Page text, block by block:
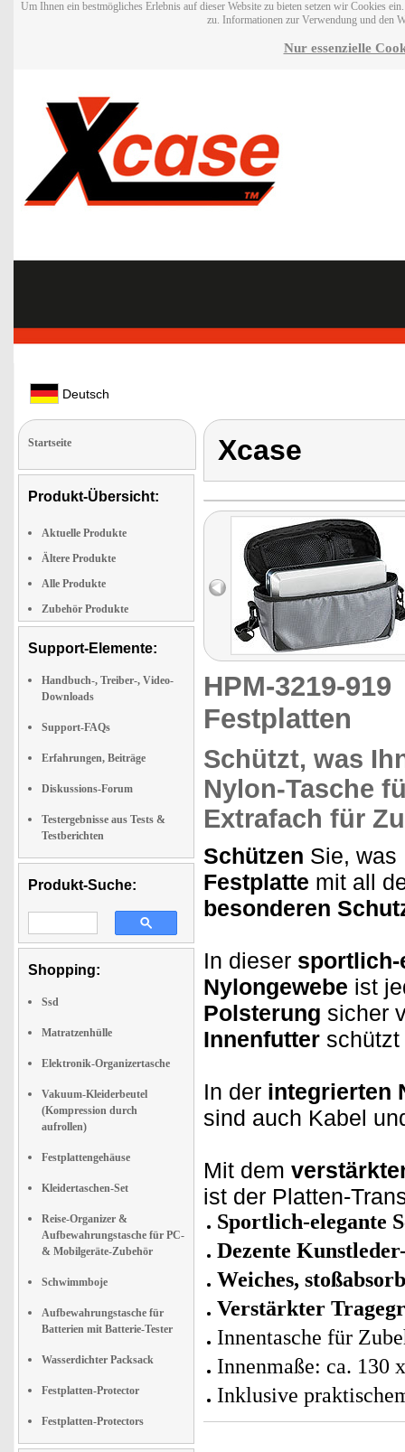
Um Ihnen ein bestmögliches Erlebnis auf dieser Website zu bieten setzen wir Cookies
zu. Informationen zur Verwendung und den
Nur essenzielle
Deutsch
Startseite
Produkt-Übersicht:
Aktuelle Produkte
Ältere Produkte
Alle Produkte
Zubehör Produkte
Support-Elemente:
Handbuch-, Treiber-, Video-
Downloads
Support-FAQs
Erfahrungen, Beiträge
Diskussions-Forum
Testergebnisse aus Tests &
Testberichten
Produkt-Suche:
Shopping:
Ssd
Matratzenhülle
Elektronik-Organizertasche
Vakuum-Kleiderbeutel
(Kompression durch
aufrollen)
Festplattengehäuse
Kleidertaschen-Set
Reise-Organizer &
Aufbewahrungstasche für PC-
& Mobilgeräte-Zubehör
Schwimmboje
Aufbewahrungstasche für
Batterien mit Batterie-Tester
Wasserdichter Packsack
Festplatten-Protector
Festplatten-Protectors
Xcase
HPM-3219-
Festplatten
Schützt, was
Nylon-Tasche
Extrafach für
Schützen Sie, was
Festplatte mit all
besonderen
In dieser sportlich-
Nylongewebe ist
Polsterung sicher
Innenfutter
In der integrierten
sind auch Kabel
Mit dem
ist der Platten-
Sportlich-elegante
Dezente
Weiches,
Verstärkter
Innentasche für
Innenmaße: ca. 130
Inklusive